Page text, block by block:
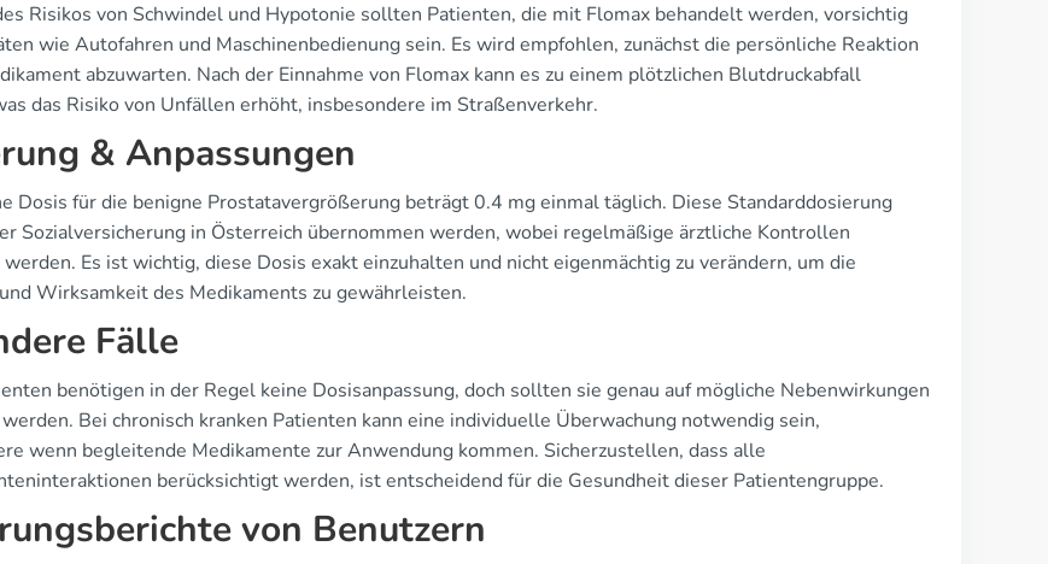
Risikos von Schwindel und Hypotonie sollten Patienten, die mit Flomax behandelt werden, vorsichtig
wie Autofahren und Maschinenbedienung sein. Es wird empfohlen, zunächst die persönliche Reaktion
abzuwarten. Nach der Einnahme von Flomax kann es zu einem plötzlichen Blutdruckabfall
das Risiko von Unfällen erhöht, insbesondere im Straßenverkehr.
& Anpassungen
Dosis für die benigne Prostatavergrößerung beträgt 0.4 mg einmal täglich. Diese Standarddosierung
Sozialversicherung in Österreich übernommen werden, wobei regelmäßige ärztliche Kontrollen
Es ist wichtig, diese Dosis exakt einzuhalten und nicht eigenmächtig zu verändern, um die
Wirksamkeit des Medikaments zu gewährleisten.
Fälle
benötigen in der Regel keine Dosisanpassung, doch sollten sie genau auf mögliche Nebenwirkungen
Bei chronisch kranken Patienten kann eine individuelle Überwachung notwendig sein,
wenn begleitende Medikamente zur Anwendung kommen. Sicherzustellen, dass alle
berücksichtigt werden, ist entscheidend für die Gesundheit dieser Patientengruppe.
von Benutzern